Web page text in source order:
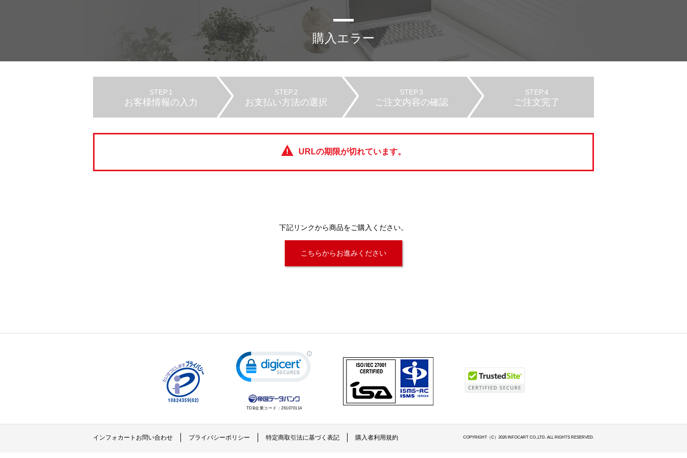
購入エラー
STEP.1
お客様情報の入力
STEP.2
お支払い方法の選択
STEP.3
ご注文内容の確認
STEP.4
ご注文完了
URLの期限が切れています。
下記リンクから商品をご購入ください。
こちらからお進みください
TDB企業コード： 261070114
インフォカートお問い合わせ プライバシーポリシー 特定商取引法に基づく表記 購入者利用規約 COPYRIGHT（C）2026 INFOCART CO.,LTD. ALL RIGHTS RESERVED.